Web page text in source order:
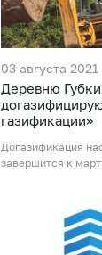
03 августа 2021
Деревню
газификации»
Догазификация
завершится к